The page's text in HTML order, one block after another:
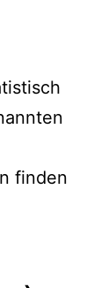
finden